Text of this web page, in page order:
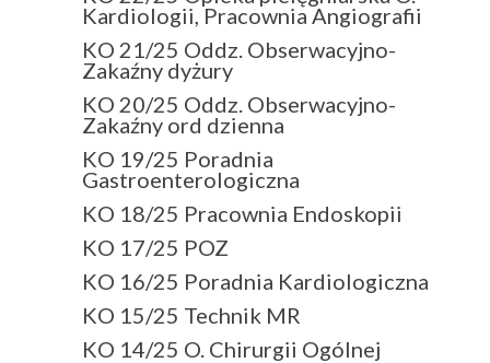
Kardiologii, Pracownia Angiografii
KO 21/25 Oddz. Obserwacyjno-
Zakaźny dyżury
KO 20/25 Oddz. Obserwacyjno-
Zakaźny ord dzienna
KO 19/25 Poradnia
Gastroenterologiczna
KO 18/25 Pracownia Endoskopii
KO 17/25 POZ
KO 16/25 Poradnia Kardiologiczna
KO 15/25 Technik MR
KO 14/25 O. Chirurgii Ogólnej